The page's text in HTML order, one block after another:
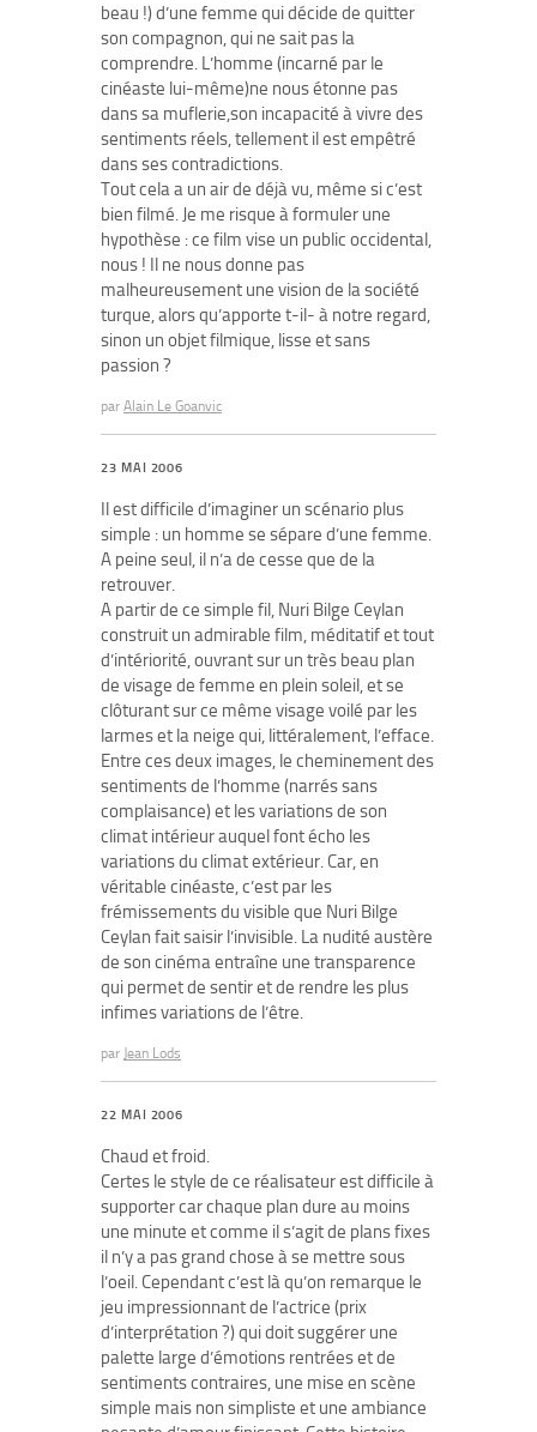
beau !) d’une femme qui décide de quitter
son compagnon, qui ne sait pas la
comprendre. L’homme (incarné par le
cinéaste lui-même)ne nous étonne pas
dans sa muflerie,son incapacité à vivre des
sentiments réels, tellement il est empêtré
dans ses contradictions.
Tout cela a un air de déjà vu, même si c’est
bien filmé. Je me risque à formuler une
hypothèse : ce film vise un public occidental,
nous ! Il ne nous donne pas
malheureusement une vision de la société
turque, alors qu’apporte t-il- à notre regard,
sinon un objet filmique, lisse et sans
passion ?
par Alain Le Goanvic
23 MAI 2006
Il est difficile d’imaginer un scénario plus
simple : un homme se sépare d’une femme.
A peine seul, il n’a de cesse que de la
retrouver.
A partir de ce simple fil, Nuri Bilge Ceylan
construit un admirable film, méditatif et tout
d’intériorité, ouvrant sur un très beau plan
de visage de femme en plein soleil, et se
clôturant sur ce même visage voilé par les
larmes et la neige qui, littéralement, l’efface.
Entre ces deux images, le cheminement des
sentiments de l’homme (narrés sans
complaisance) et les variations de son
climat intérieur auquel font écho les
variations du climat extérieur. Car, en
véritable cinéaste, c’est par les
frémissements du visible que Nuri Bilge
Ceylan fait saisir l’invisible. La nudité austère
de son cinéma entraîne une transparence
qui permet de sentir et de rendre les plus
infimes variations de l’être.
par Jean Lods
22 MAI 2006
Chaud et froid.
Certes le style de ce réalisateur est difficile à
supporter car chaque plan dure au moins
une minute et comme il s’agit de plans fixes
il n’y a pas grand chose à se mettre sous
l’oeil. Cependant c’est là qu’on remarque le
jeu impressionnant de l’actrice (prix
d’interprétation ?) qui doit suggérer une
palette large d’émotions rentrées et de
sentiments contraires, une mise en scène
simple mais non simpliste et une ambiance